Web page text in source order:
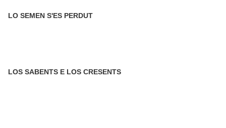
LO SEMEN S'ES PERDUT
LOS SABENTS E LOS CRESENTS